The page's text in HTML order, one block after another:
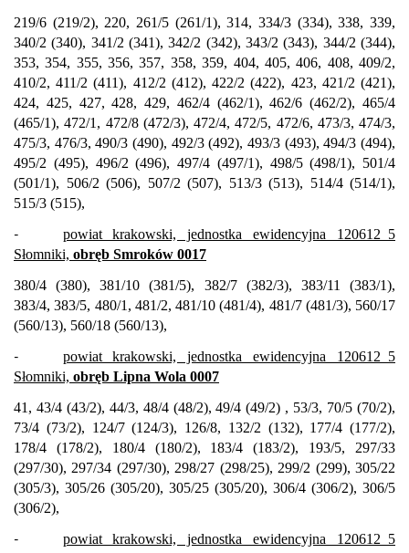
219/6 (219/2), 220, 261/5 (261/1), 314, 334/3 (334), 338, 339,
340/2 (340), 341/2 (341), 342/2 (342), 343/2 (343), 344/2 (344),
353, 354, 355, 356, 357, 358, 359, 404, 405, 406, 408, 409/2,
410/2, 411/2 (411), 412/2 (412), 422/2 (422), 423, 421/2 (421),
424, 425, 427, 428, 429, 462/4 (462/1), 462/6 (462/2), 465/4
(465/1), 472/1, 472/8 (472/3), 472/4, 472/5, 472/6, 473/3, 474/3,
475/3, 476/3, 490/3 (490), 492/3 (492), 493/3 (493), 494/3 (494),
495/2 (495), 496/2 (496), 497/4 (497/1), 498/5 (498/1), 501/4
(501/1), 506/2 (506), 507/2 (507), 513/3 (513), 514/4 (514/1),
515/3 (515),
-
powiat krakowski, jednostka ewidencyjna 120612_5
Słomniki, obręb Smroków 0017
380/4 (380), 381/10 (381/5), 382/7 (382/3), 383/11 (383/1),
383/4, 383/5, 480/1, 481/2, 481/10 (481/4), 481/7 (481/3), 560/17
(560/13), 560/18 (560/13),
-
powiat krakowski, jednostka ewidencyjna 120612_5
Słomniki, obręb Lipna Wola 0007
41, 43/4 (43/2), 44/3, 48/4 (48/2), 49/4 (49/2) , 53/3, 70/5 (70/2),
73/4 (73/2), 124/7 (124/3), 126/8, 132/2 (132), 177/4 (177/2),
178/4 (178/2), 180/4 (180/2), 183/4 (183/2), 193/5, 297/33
(297/30), 297/34 (297/30), 298/27 (298/25), 299/2 (299), 305/22
(305/3), 305/26 (305/20), 305/25 (305/20), 306/4 (306/2), 306/5
(306/2),
-
powiat krakowski, jednostka ewidencyjna 120612_5